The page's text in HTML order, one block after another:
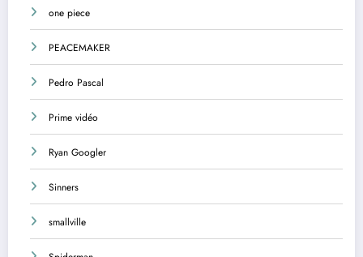
one piece
PEACEMAKER
Pedro Pascal
Prime vidéo
Ryan Googler
Sinners
smallville